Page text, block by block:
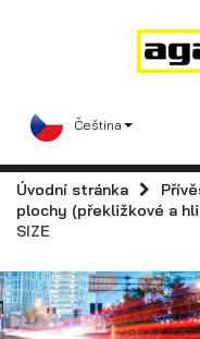
Čeština
Novinky a
Prodejci
Kontakt
Videa
Náhradní
Servis
Úvodní stránka
plochy (překližkové a
SIZE